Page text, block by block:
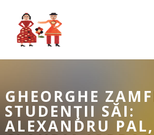
GHEORGHE
STUDENŢII SĂI:
ALEXANDRU PAL,